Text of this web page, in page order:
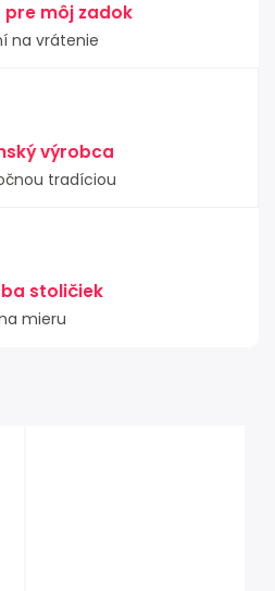
pre môj zadok
na vrátenie
výrobca
tradíciou
stoličiek
mieru